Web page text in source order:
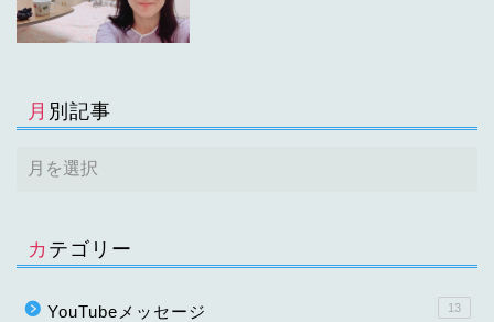
月別記事
カテゴリー
YouTubeメッセージ 13